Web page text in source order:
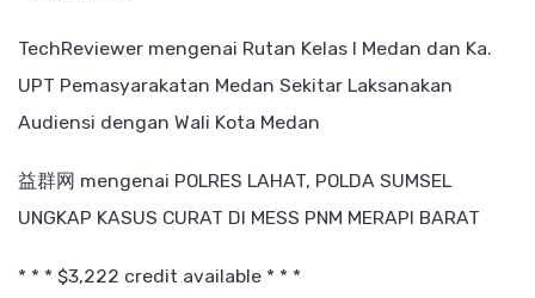
TechReviewer mengenai Rutan Kelas I Medan dan Ka.
UPT Pemasyarakatan Medan Sekitar Laksanakan
Audiensi dengan Wali Kota Medan
益群网 mengenai POLRES LAHAT, POLDA SUMSEL
UNGKAP KASUS CURAT DI MESS PNM MERAPI BARAT
* * * $3,222 credit available * * *